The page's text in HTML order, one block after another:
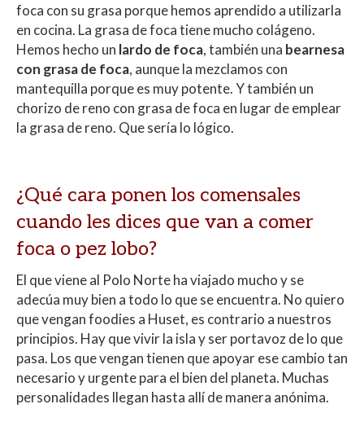
foca con su grasa porque hemos aprendido a utilizarla
en cocina. La grasa de foca tiene mucho colágeno.
Hemos hecho un lardo de foca, también una bearnesa
con grasa de foca, aunque la mezclamos con
mantequilla porque es muy potente. Y también un
chorizo de reno con grasa de foca en lugar de emplear
la grasa de reno. Que sería lo lógico.
¿Qué cara ponen los comensales
cuando les dices que van a comer
foca o pez lobo?
El que viene al Polo Norte ha viajado mucho y se
adecúa muy bien a todo lo que se encuentra. No quiero
que vengan foodies a Huset, es contrario a nuestros
principios. Hay que vivir la isla y ser portavoz de lo que
pasa. Los que vengan tienen que apoyar ese cambio tan
necesario y urgente para el bien del planeta. Muchas
personalidades llegan hasta allí de manera anónima.